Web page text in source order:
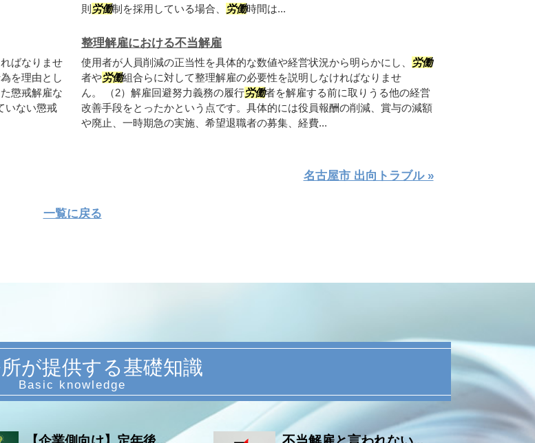
則 労働制を採用している場合、 労働時間は...
ばなりませ
を理由とし
懲戒解雇な
いない懲戒
整理解雇における不当解雇
使用者が人員削減の正当性を具体的な数値や経営状況から明らかにし、
労働
者や労働組合らに対して整理解雇の必要性を説明しなければなりませ
ん。 （2）解雇回避努力義務の履行労働者を解雇する前に取りうる他の経営
改善手段をとったかという点です。具体的には役員報酬の削減、賞与の減額
や廃止、一時期急の実施、希望退職者の募集、経費...
名古屋市 出向トラブル »
一覧に戻る
が提供する基礎知識